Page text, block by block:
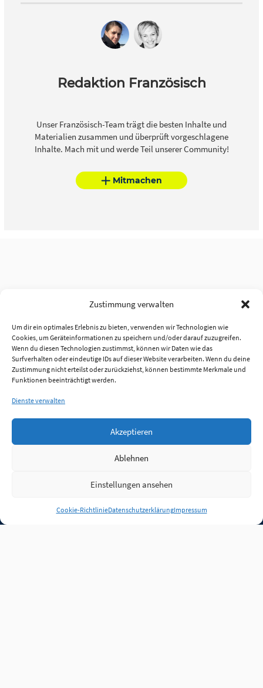
Zustimmung verwalten
Um dir ein optimales Erlebnis zu bieten, verwenden wir Technologien wie
Cookies, um Geräteinformationen zu speichern und/oder darauf zuzugreifen.
Wenn du diesen Technologien zustimmst, können wir Daten wie das
Surfverhalten oder eindeutige IDs auf dieser Website verarbeiten. Wenn du deine
Zustimmung nicht erteilst oder zurückziehst, können bestimmte Merkmale und
Funktionen beeinträchtigt werden.
Dienste verwalten
Akzeptieren
Ablehnen
Einstellungen ansehen
Cookie-RichtlinieDatenschutzerklärungImpressum
Redaktion Französisch
Unser Französisch-Team trägt die besten Inhalte und
Materialien zusammen und überprüft vorgeschlagene
Inhalte. Mach mit und werde Teil unserer Community!
Mitmachen
Anmelden
Jobs Partner FAQ Quellen